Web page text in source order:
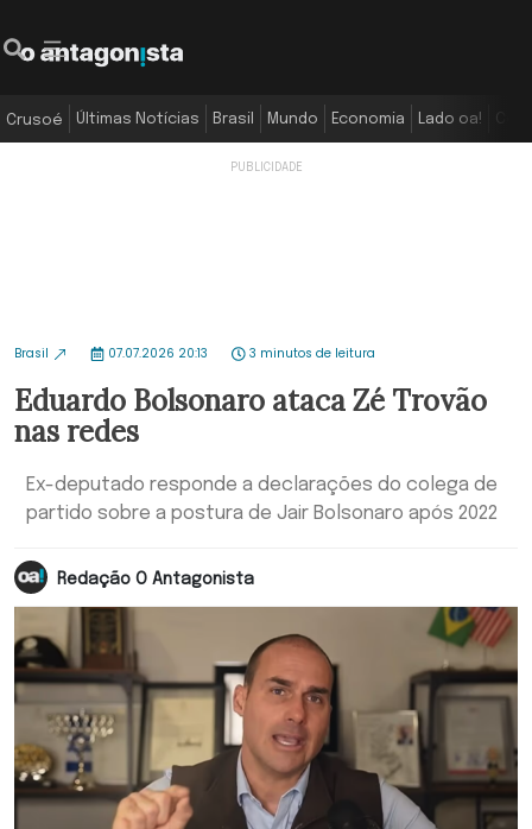
Crusoé Últimas Notícias Brasil Mundo Economia Lado oa!
Brasil 07.07.2026 20:13 3 minutos de leitura
Eduardo Bolsonaro ataca Zé Trovão
nas redes
Ex-deputado responde a declarações do colega de
partido sobre a postura de Jair Bolsonaro após 2022
Redação O Antagonista